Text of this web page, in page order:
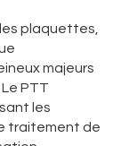
plaquettes,
majeurs
PTT
les
traitement de